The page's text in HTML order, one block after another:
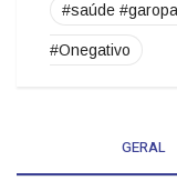
#saúde
#Onegativo
GERAL